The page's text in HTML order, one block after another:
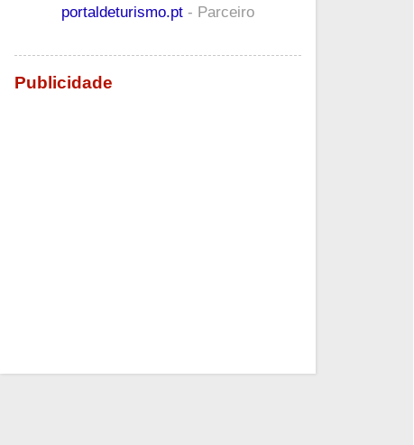
portaldeturismo.pt - Parceiro
Publicidade